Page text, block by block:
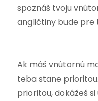
spoznáš tvoju
angličtiny bude pre
Ak máš vnútornú
teba stane
prioritou, dokážeš